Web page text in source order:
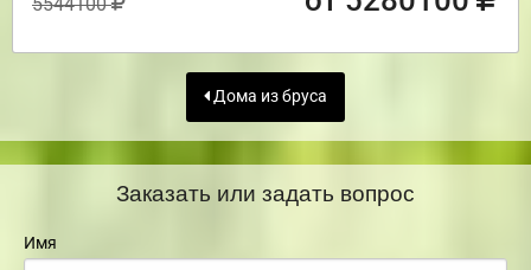
Дома из бруса
Заказать или задать вопрос
Имя